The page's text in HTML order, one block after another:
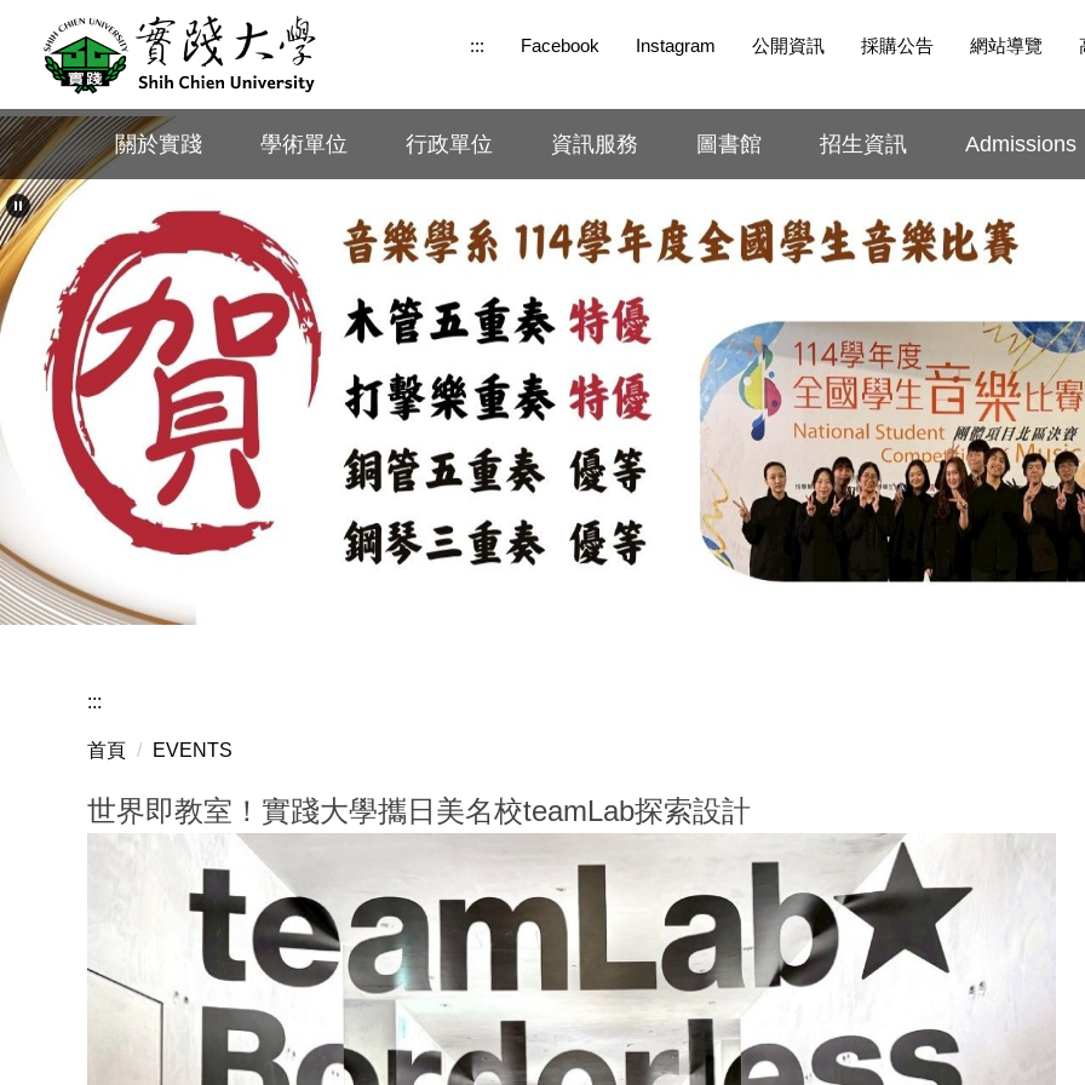
要
內
容
區
關於實踐 學術單位 行政單位 資訊服務 圖書館 招生資訊 Admissions
::: Facebook Instagram 公開資訊 採購公告 網站導覽
:::
首頁 EVENTS
世界即教室！實踐大學攜日美名校teamLab探索設計